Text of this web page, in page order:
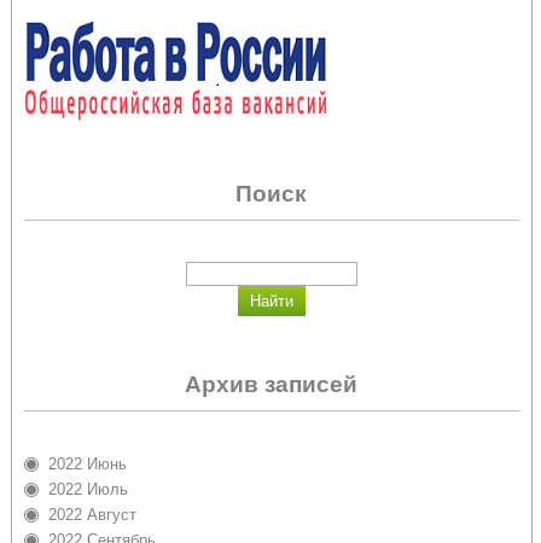
Поиск
Архив записей
2022 Июнь
2022 Июль
2022 Август